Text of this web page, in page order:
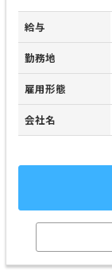
給与
勤務地
雇用形態
会社名